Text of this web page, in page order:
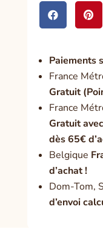
 
Paiements
France
Gratuit
France
Gratuit
dès 65€
Belgique
d’achat !
Dom-Tom,
d’envoi